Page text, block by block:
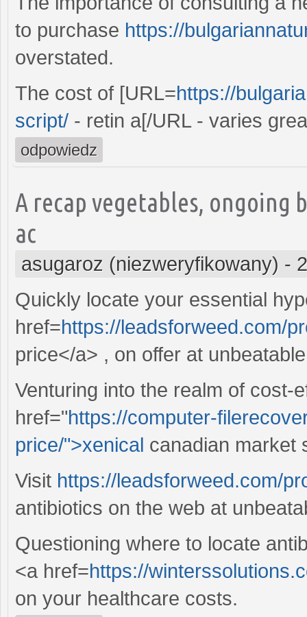
to purchase https://
overstated.
The cost of [URL=https://
script/ - retin a[/URL - varies
odpowiedz
A recap vegetables,
ac
asugaroz (niezweryfikowany) -
Quickly locate your essential
href=https://leadsforweed.com/
price</a> , on offer at
Venturing into the realm of cost-
href="https://computer-
price/">xenical canadian market
Visit https://leadsforweed.com/
antibiotics on the web at
Questioning where to locate
<a href=https://
on your healthcare costs.